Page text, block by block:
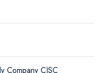
Company CJSC